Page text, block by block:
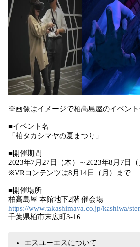
※画像はイメージで柏高島屋のイベン
■イベント名
「柏タカシマヤの夏まつり」
■開催期間
2023年7月27日（木）～2023年8月7日（
※VRコンテンツは8月14日（月）まで
■開催場所
柏高島屋 本館地下2階 催会場
https://www.takashimaya.co.jp/kashiwa/
千葉県柏市末広町3-16
エスユーエスについて